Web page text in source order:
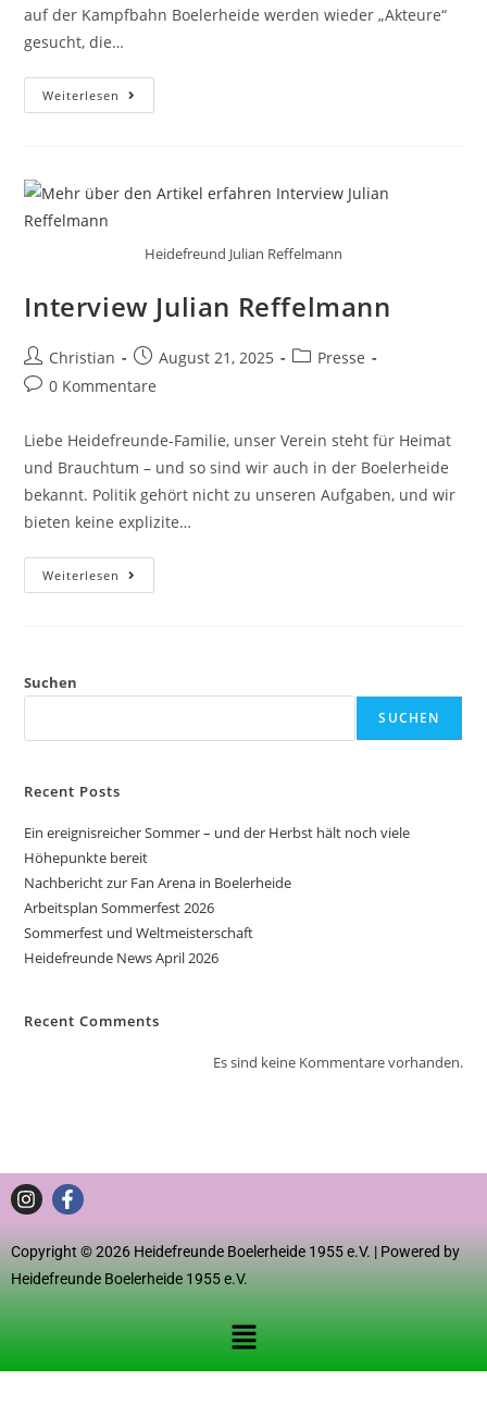
auf der Kampfbahn Boelerheide werden wieder „Akteure“
gesucht, die…
Weiterlesen
Heidefreund Julian Reffelmann
Interview Julian Reffelmann
Christian August 21, 2025
Presse
0 Kommentare
Liebe Heidefreunde-Familie, unser Verein steht für Heimat
und Brauchtum – und so sind wir auch in der Boelerheide
bekannt. Politik gehört nicht zu unseren Aufgaben, und wir
bieten keine explizite…
Weiterlesen
Suchen
SUCHEN
Recent Posts
Ein ereignisreicher Sommer – und der Herbst hält noch viele
Höhepunkte bereit
Nachbericht zur Fan Arena in Boelerheide
Arbeitsplan Sommerfest 2026
Sommerfest und Weltmeisterschaft
Heidefreunde News April 2026
Recent Comments
Es sind keine Kommentare vorhanden.
Copyright © 2026 Heidefreunde Boelerheide 1955 e.V. | Powered by
Heidefreunde Boelerheide 1955 e.V.